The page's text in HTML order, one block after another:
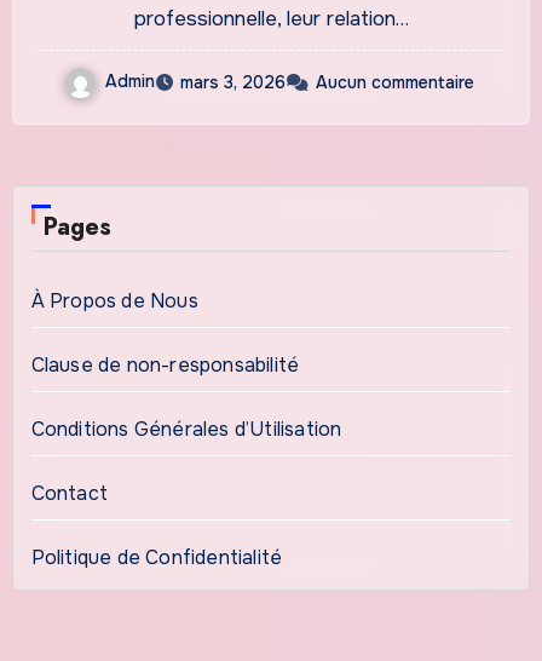
professionnelle, leur relation…
Admin mars 3, 2026 Aucun commentaire
Pages
À Propos de Nous
Clause de non-responsabilité
Conditions Générales d’Utilisation
Contact
Politique de Confidentialité